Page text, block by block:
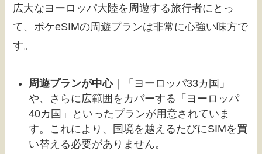
広大なヨーロッパ大陸を周遊する旅行者にとっ
て、ポケeSIMの周遊プランは非常に心強い味方で
す。
周遊プランが中心｜「ヨーロッパ33カ国」
や、さらに広範囲をカバーする「ヨーロッパ
40カ国」といったプランが用意されていま
す。これにより、国境を越えるたびにSIMを買
い替える必要がありません。